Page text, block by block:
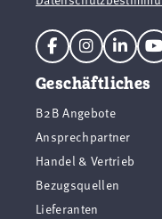
Geschäftliches
B2B Angebote
Ansprechpartner
Handel & Vertrieb
Bezugsquellen
Lieferanten